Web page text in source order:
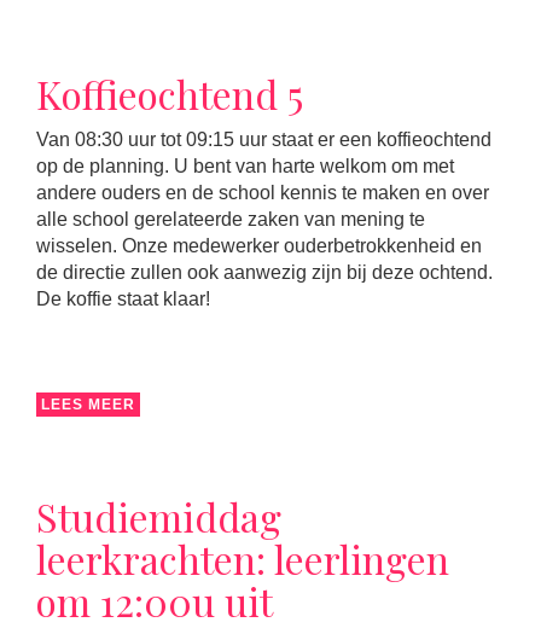
Koffieochtend 5
Van 08:30 uur tot 09:15 uur staat er een koffieochtend
op de planning. U bent van harte welkom om met
andere ouders en de school kennis te maken en over
alle school gerelateerde zaken van mening te
wisselen. Onze medewerker ouderbetrokkenheid en
de directie zullen ook aanwezig zijn bij deze ochtend.
De koffie staat klaar!
LEES MEER
Studiemiddag
leerkrachten: leerlingen
om 12:00u uit